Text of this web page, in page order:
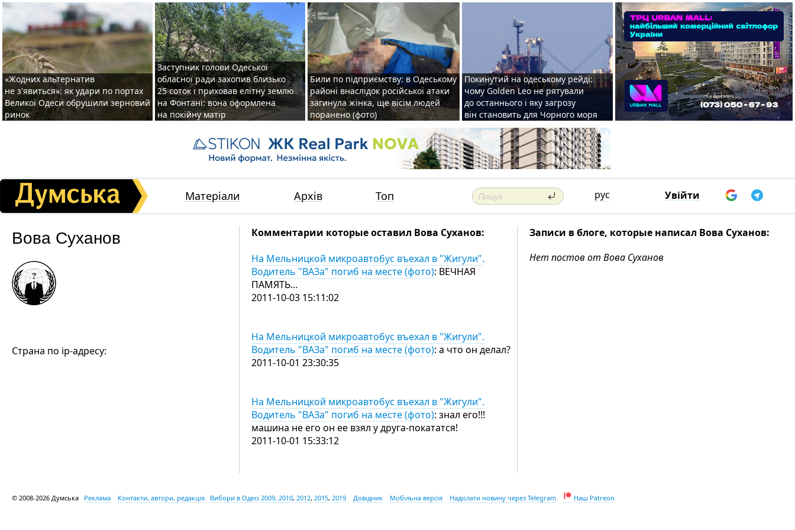
«Жодних альтернатив
не з'явиться»: як удари по портах
Великої Одеси обрушили зерновий
ринок
Заступник голови Одеської
обласної ради захопив близько
25 соток і приховав елітну землю
на Фонтані: вона оформлена
на покійну матір
Били по підприємству: в Одеському
районі внаслідок російської атаки
загинула жінка, ще вісім людей
поранено (фото)
Покинутий на одеському рейді:
чому Golden Leo не рятували
до останнього і яку загрозу
він становить для Чорного моря
Матеріали Архів Топ рус Увійти
Вова Суханов
Страна по ip-адресу:
Комментарии которые оставил Вова Суханов:
На Мельницкой микроавтобус въехал в "Жигули".
Водитель "ВАЗа" погиб на месте (фото): ВЕЧНАЯ
ПАМЯТЬ…
2011-10-03 15:11:02
На Мельницкой микроавтобус въехал в "Жигули".
Водитель "ВАЗа" погиб на месте (фото): а что он делал?
2011-10-01 23:30:35
На Мельницкой микроавтобус въехал в "Жигули".
Водитель "ВАЗа" погиб на месте (фото): знал его!!!
машина не его он ее взял у друга-покататся!
2011-10-01 15:33:12
Записи в блоге, которые написал Вова Суханов:
Нет постов от Вова Суханов
© 2008-2026 Думська Реклама Контакти, автори, редакція Вибори в Одесі 2009, 2010, 2012, 2015, 2019 Довідник Мобільна версія Надіслати новину через Telegram Наш Patreon